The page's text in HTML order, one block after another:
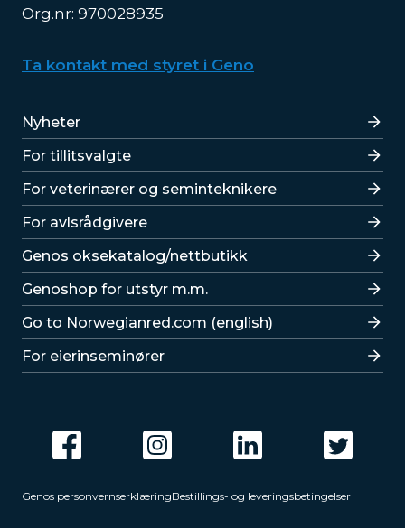
Org.nr: 970028935
Ta kontakt med styret i Geno
Lenker
Nyheter
For tillitsvalgte
For veterinærer og seminteknikere
For avlsrådgivere
Lenker
Genos oksekatalog/nettbutikk
Genoshop for utstyr m.m.
Go to Norwegianred.com (english)
For eierinseminører
Genos personvernserklæringBestillings- og leveringsbetingelser